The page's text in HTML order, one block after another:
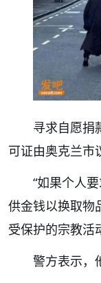
寻求自愿捐
可证由奥克兰市
“如果个人
供金钱以换取物
受保护的宗教活
警方表示，